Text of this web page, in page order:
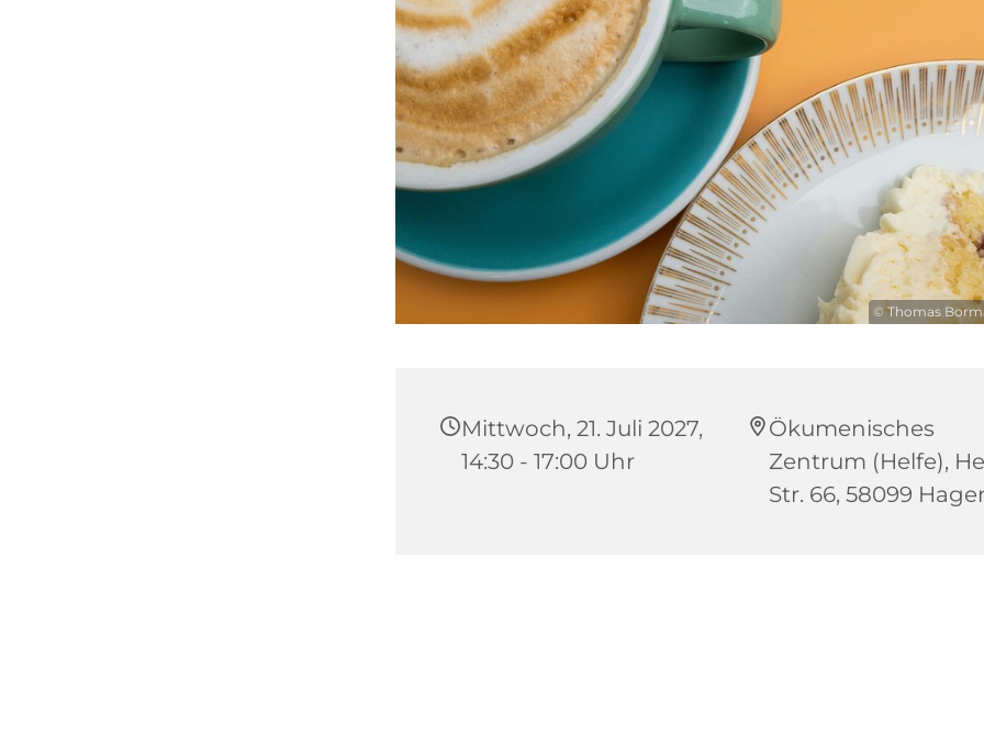
© Thomas
Mittwoch, 21. Juli 2027,
14:30 - 17:00 Uhr
Ökumenisches
Zentrum (Helfe),
Str. 66, 58099